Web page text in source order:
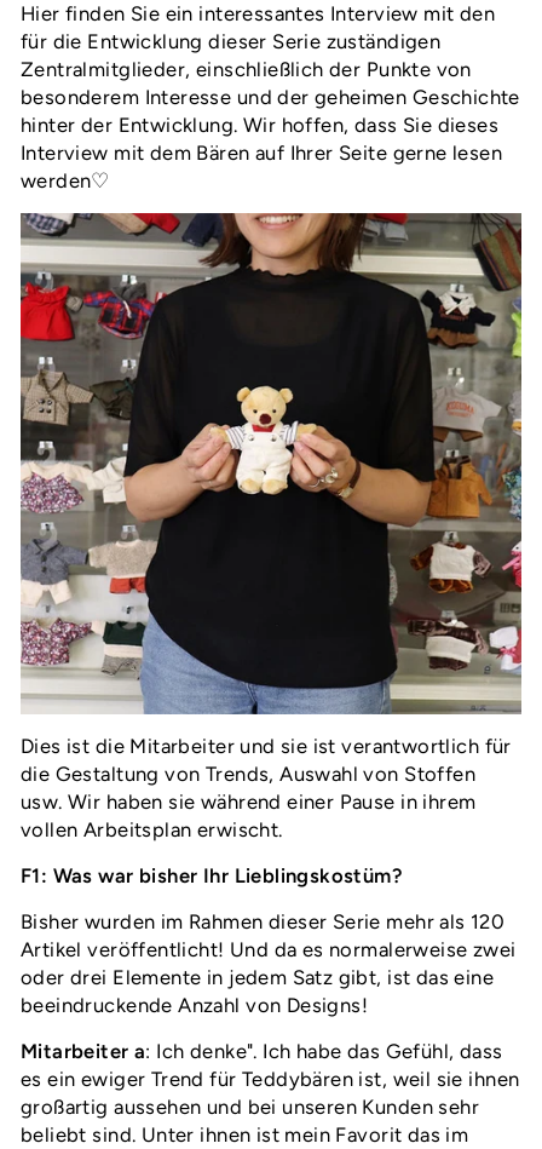
Hier finden Sie ein interessantes Interview mit den
für die Entwicklung dieser Serie zuständigen
Zentralmitglieder, einschließlich der Punkte von
besonderem Interesse und der geheimen Geschichte
hinter der Entwicklung. Wir hoffen, dass Sie dieses
Interview mit dem Bären auf Ihrer Seite gerne lesen
werden♡
Dies ist die Mitarbeiter und sie ist verantwortlich für
die Gestaltung von Trends, Auswahl von Stoffen
usw. Wir haben sie während einer Pause in ihrem
vollen Arbeitsplan erwischt.
F1: Was war bisher Ihr Lieblingskostüm?
Bisher wurden im Rahmen dieser Serie mehr als 120
Artikel veröffentlicht! Und da es normalerweise zwei
oder drei Elemente in jedem Satz gibt, ist das eine
beeindruckende Anzahl von Designs!
Mitarbeiter a: Ich denke". Ich habe das Gefühl, dass
es ein ewiger Trend für Teddybären ist, weil sie ihnen
großartig aussehen und bei unseren Kunden sehr
beliebt sind. Unter ihnen ist mein Favorit das im